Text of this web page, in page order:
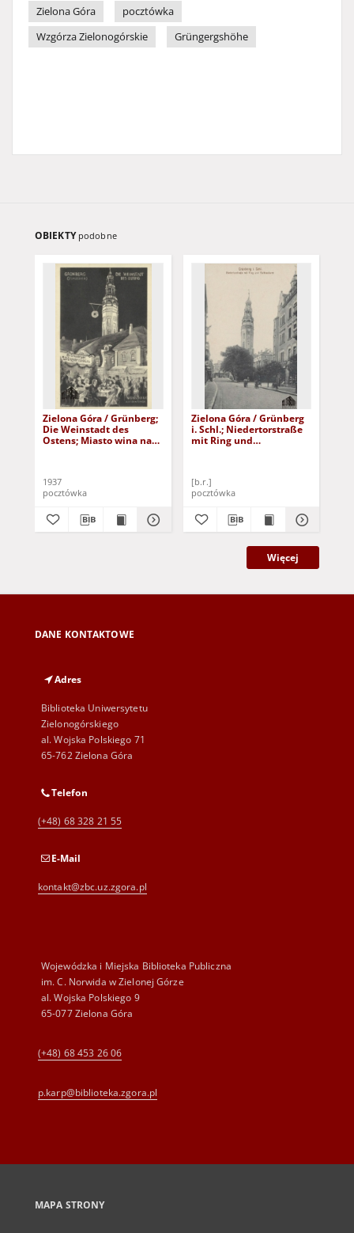
Zielona Góra
pocztówka
Wzgórza Zielonogórskie
Grüngergshöhe
OBIEKTY podobne
Zielona Góra / Grünberg;
Die Weinstadt des
Ostens; Miasto wina na
1937
pocztówka
Zielona Góra / Grünberg
i. Schl.; Niedertorstraße
mit Ring und
[b.r.]
pocztówka
Więcej
DANE KONTAKTOWE
Adres
Biblioteka Uniwersytetu
Zielonogórskiego
al. Wojska Polskiego 71
65-762 Zielona Góra
Telefon
(+48) 68 328 21 55
E-Mail
kontakt@zbc.uz.zgora.pl
Wojewódzka i Miejska Biblioteka Publiczna
im. C. Norwida w Zielonej Górze
al. Wojska Polskiego 9
65-077 Zielona Góra
(+48) 68 453 26 06
p.karp@biblioteka.zgora.pl
MAPA STRONY